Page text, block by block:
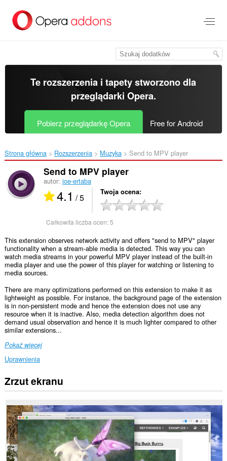
treści
Te rozszerzenia i tapety stworzono dla
przeglądarki Opera.
Pobierz przeglądarkę Opera Free for Android
Strona główna Rozszerzenia Muzyka Send to MPV player‎
Send to MPV player
autor: joe-ertaba
4.1 / 5 Twoja ocena
Całkowita liczba ocen:5
This extension observes network activity and offers "send to MPV" player
functionality when a stream-able media is detected. This way you can
watch media streams in your powerful MPV player instead of the built-in
media player and use the power of this player for watching or listening to
media sources.
There are many optimizations performed on this extension to make it as
lightweight as possible. For instance, the background page of the extension
is in non-persistent mode and hence the extension does not use any
resource when it is inactive. Also, media detection algorithm does not
demand usual observation and hence it is much lighter compared to other
similar extensions...
Pokaż więcej
Uprawnienia
To
rozszerzenie
uzyskać
dostęp
do
Twoich
danych
na
wszystkich
Zrzut ekranu